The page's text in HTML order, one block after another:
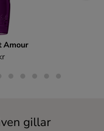
Amour
gillar